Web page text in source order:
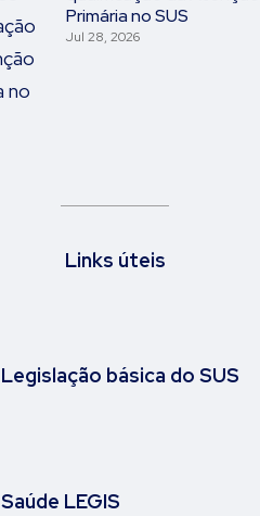
Primária no SUS
Jul 28, 2026
Links úteis
Legislação básica do SUS
Saúde LEGIS